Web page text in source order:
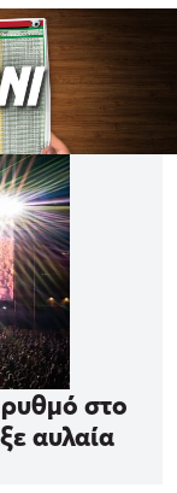
στο
αυλαία